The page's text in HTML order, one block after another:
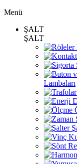
Menü
ŞALT
ŞALT
Lambaları